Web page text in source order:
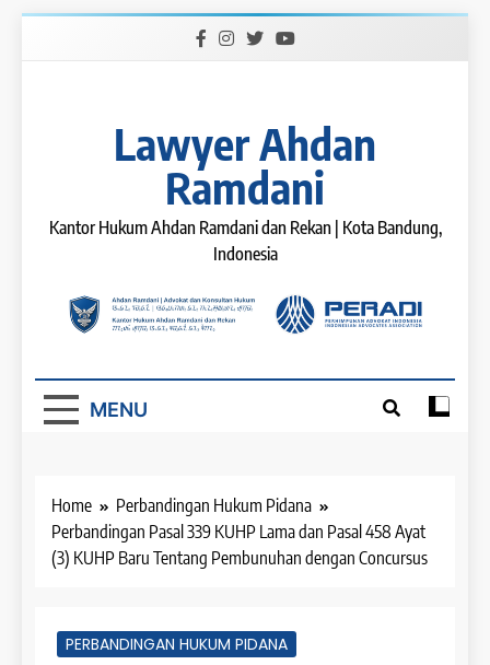
Lawyer Ahdan
Ramdani
Kantor Hukum Ahdan Ramdani dan Rekan | Kota Bandung,
Indonesia
MENU
Home
Perbandingan Hukum Pidana
Perbandingan Pasal 339 KUHP Lama dan Pasal 458 Ayat
(3) KUHP Baru Tentang Pembunuhan dengan Concursus
PERBANDINGAN HUKUM PIDANA